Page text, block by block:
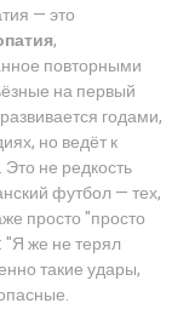
— это
,
повторными
на первый
годами,
но ведёт к
. Это не редкость
футбол — тех,
просто "просто
же не терял
такие удары,